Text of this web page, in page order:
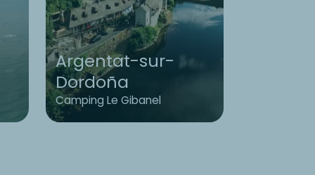
Argentat-sur-
Dordoña
Camping Le Gibanel